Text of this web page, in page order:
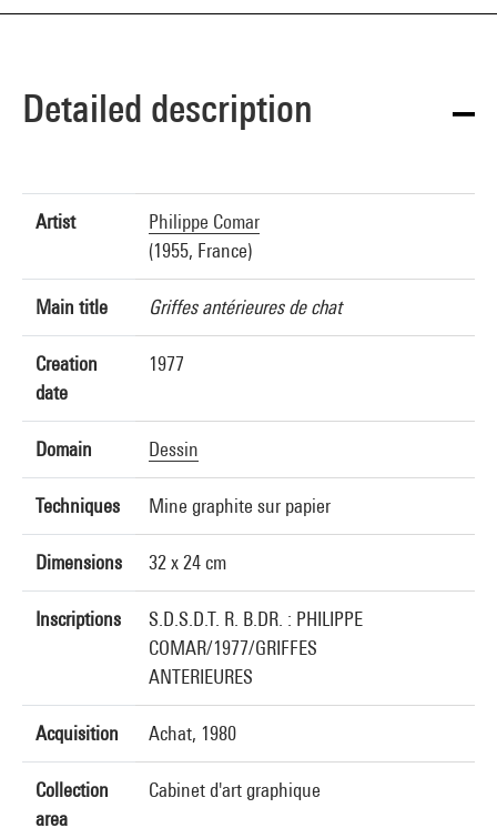
Detailed description
Artist
Philippe Comar
(1955, France)
Main title Griffes antérieures de chat
Creation
date
1977
Domain Dessin
Techniques Mine graphite sur papier
Dimensions 32 x 24 cm
Inscriptions
S.D.S.D.T. R. B.DR. : PHILIPPE
COMAR/1977/GRIFFES
ANTERIEURES
Acquisition Achat, 1980
Collection
area
Cabinet d'art graphique